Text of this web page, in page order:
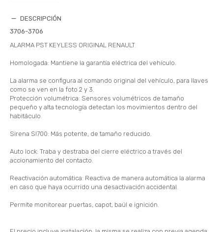
DESCRIPCIÓN
3706-3706
ALARMA PST KEYLESS ORIGINAL RENAULT.
Homologada: Mantiene la garantía eléctrica del vehículo.
La alarma se configura al comando original del vehículo, para llaves
como se ven en la foto 2 y 3.
Protección volumétrica: Sensores volumétricos de tamaño
pequeño y alta tecnología detectan los movimientos dentro del
habitáculo.
Sirena SI700: Más potente, de tamaño reducido.
Auto lock: Traba y destraba del cierre eléctrico a través del
accionamiento del contacto.
Reactivación automática: Reactiva de manera automática la alarma
en caso que haya ocurrido una desactivación accidental.
Permite monitorear puertas, capot, baúl e ignición.